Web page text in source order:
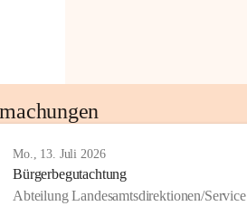
Mo., 13. Juli 2026
Bürgerbegutachtung
Abteilung Landesamtsdirektionen/Service